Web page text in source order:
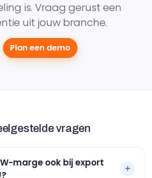
is. Vraag gerust een
uit jouw branche.
Plan een demo
vragen
marge ook bij export